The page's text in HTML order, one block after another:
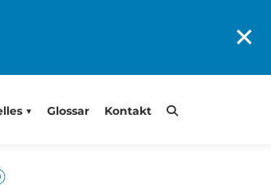
✕
Glossar Kontakt